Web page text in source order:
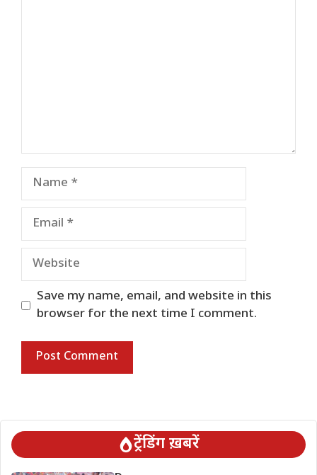
Name
Email
Website
Save my name, email, and website in this
browser for the next time I comment.
ट्रेंडिंग ख़बरें